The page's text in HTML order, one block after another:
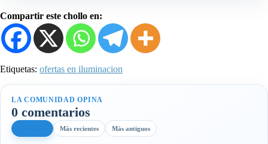
Compartir este chollo en:
Etiquetas: ofertas en iluminacion
LA COMUNIDAD OPINA
0 comentarios
Más recientes Más antiguos